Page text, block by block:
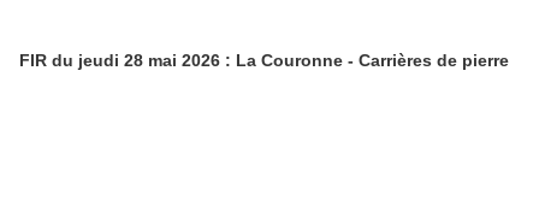
FIR du jeudi 28 mai 2026 : La Couronne - Carrières de pierre